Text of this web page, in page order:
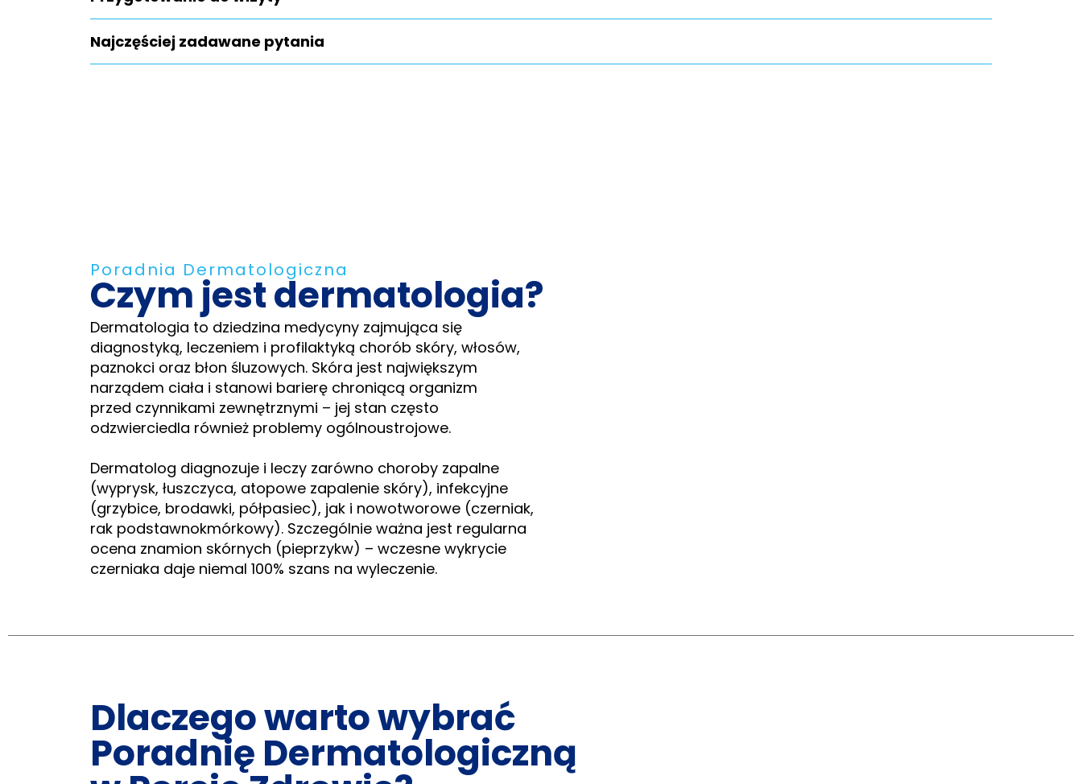
Najczęściej zadawane pytania
Poradnia Dermatologiczna
Czym jest dermatologia?
Dermatologia to dziedzina medycyny zajmująca się
diagnostyką, leczeniem i profilaktyką chorób skóry, włosów,
paznokci oraz błon śluzowych. Skóra jest największym
narządem ciała i stanowi barierę chroniącą organizm
przed czynnikami zewnętrznymi – jej stan często
odzwierciedla również problemy ogólnoustrojowe.
Dermatolog diagnozuje i leczy zarówno choroby zapalne
(wyprysk, łuszczyca, atopowe zapalenie skóry), infekcyjne
(grzybice, brodawki, półpasiec), jak i nowotworowe (czerniak,
rak podstawnokmórkowy). Szczególnie ważna jest regularna
ocena znamion skórnych (pieprzykw) – wczesne wykrycie
czerniaka daje niemal 100% szans na wyleczenie.
Dlaczego warto wybrać
Poradnię Dermatologiczną